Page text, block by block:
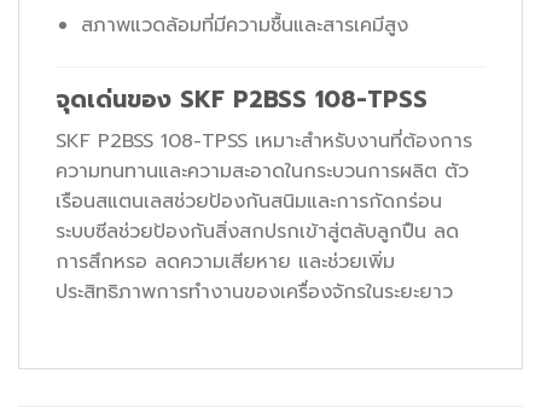
สภาพแวดล้อมที่มีความชื้นและสารเคมีสูง
จุดเด่นของ SKF P2BSS 108-TPSS
SKF P2BSS 108-TPSS เหมาะสำหรับงานที่ต้องการ
ความทนทานและความสะอาดในกระบวนการผลิต ตัว
เรือนสแตนเลสช่วยป้องกันสนิมและการกัดกร่อน
ระบบซีลช่วยป้องกันสิ่งสกปรกเข้าสู่ตลับลูกปืน ลด
การสึกหรอ ลดความเสียหาย และช่วยเพิ่ม
ประสิทธิภาพการทำงานของเครื่องจักรในระยะยาว